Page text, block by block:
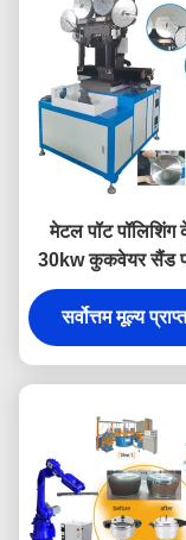
मेटल पॉट पॉलिशिंग
30kw कुकवेयर सैंड
मशीन
सर्वोत्तम मूल्य